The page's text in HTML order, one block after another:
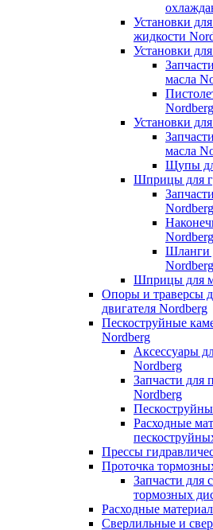
Установки
жидкости
Установки
масла
Nordberg
Установки
масла
Щупы
Шприцы для
Nordberg
Nordberg
Шланги
Nordberg
Шприцы для
Опоры и траверсы
двигателя Nordberg
Пескоструйные
Nordberg
Аксессуары
Nordberg
Запчасти для
Nordberg
Расходные
Прессы
Проточка
Запчасти для
тормозных
Расходные
Сверлильные и